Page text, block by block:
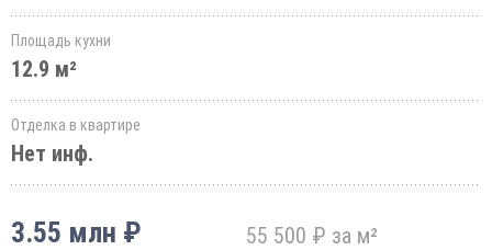
Площадь кухни
12.9 м²
Отделка в квартире
Нет инф.
3.55 млн ₽ 55 500 ₽ за м²